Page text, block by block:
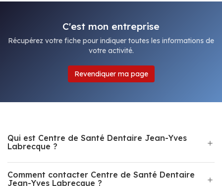
C'est mon entreprise
Récupérez votre fiche pour indiquer toutes les informations de
votre activité.
Revendiquer ma page
Qui est Centre de Santé Dentaire Jean-Yves
Labrecque ?
Comment contacter Centre de Santé Dentaire
Jean-Yves Labrecque ?